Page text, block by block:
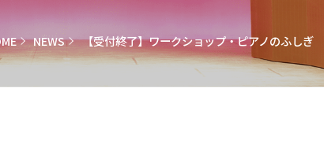
NEWS 【受付終了】ワークショップ・ピアノのふし